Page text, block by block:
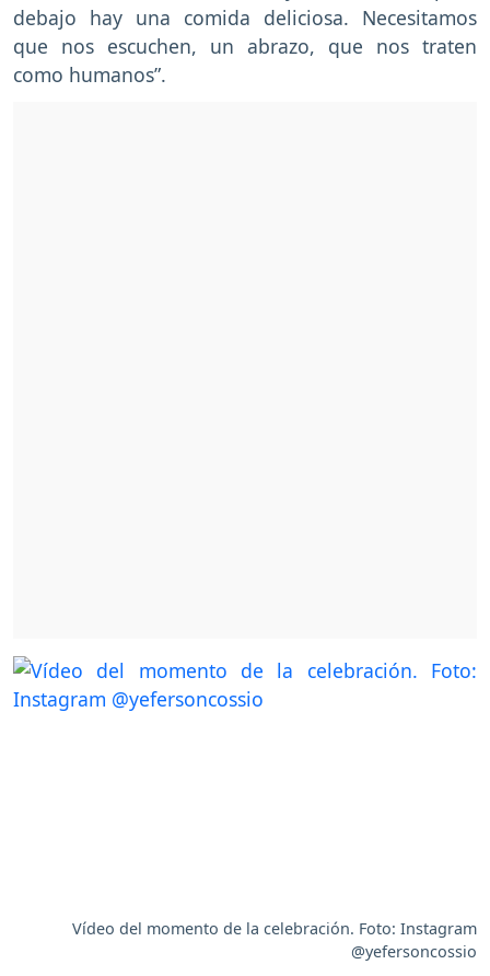
debajo hay una comida deliciosa. Necesitamos
que nos escuchen, un abrazo, que nos traten
como humanos”.
Vídeo del momento de la celebración. Foto: Instagram
@yefersoncossio